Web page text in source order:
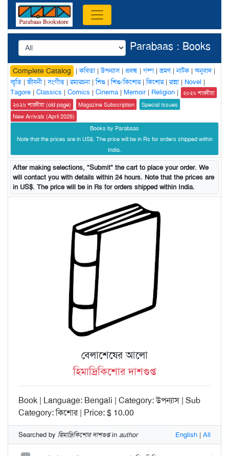
Parabaas : Books
Complete Catalog |কবিতা|উপন্যাস| প্রবন্ধ | গল্প |ভ্রমণ|নাটক |অনুবাদ|
স্মৃতি |জীবনী|সংগীত |রম্যরচনা|শিশু |শিশু/কিশোর|কিশোর|রান্না| Novel |
Tagore | Classics | Comics | Cinema | Memoir| Religion |
২০২৬ শারদীয়া
২০২৬ শারদীয়া (old page)
Magazine Subscription
Special Issues
New Arrivals (April 2026)
Books by Parabaas
Note that the prices are in US$. The price will be in Rs for orders shipped within
India.
After making selections, "Submit" the cart to place your order. We
will contact you with details within 24 hours. Note that the prices are
in US$. The price will be in Rs for orders shipped within India.
বেলাশেষের আলো
হিমাদ্রিকিশোর দাশগুপ্ত
Book | Language: Bengali | Category: উপন্যাস | Sub
Category: কিশোর | Price: $ 10.00
Searched by হিমাদ্রিকিশোর দাশগুপ্তin author English | All